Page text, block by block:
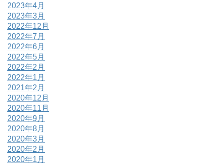
2023年4月
2023年3月
2022年12月
2022年7月
2022年6月
2022年5月
2022年2月
2022年1月
2021年2月
2020年12月
2020年11月
2020年9月
2020年8月
2020年3月
2020年2月
2020年1月